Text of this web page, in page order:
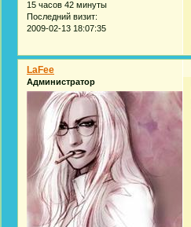
15 часов 42 минуты
Последний визит:
2009-02-13 18:07:35
LaFee
Администратор